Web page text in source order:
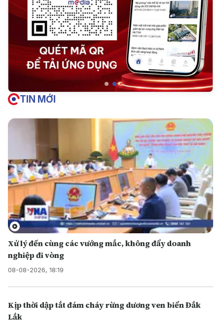
TIN MỚI
Xử lý đến cùng các vướng mắc, không đẩy doanh
nghiệp đi vòng
08-08-2026, 18:19
Kịp thời dập tắt đám cháy rừng dương ven biển Đắk
Lắk